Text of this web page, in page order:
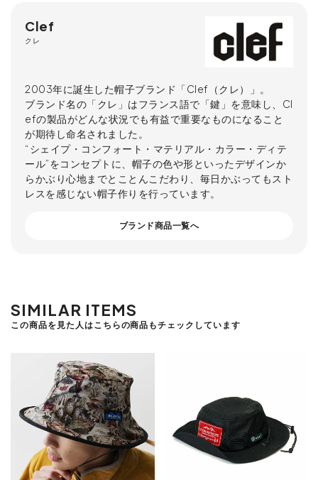
Clef
クレ
2003年に誕生した帽子ブランド「Clef（クレ）」。
ブランド名の「クレ」はフランス語で「鍵」を意味し、Cl
efの製品がどんな状況でも有益で重要なものになること
が期待し命名されました。
“シェイプ・コンフォート・マテリアル・カラー・ディテ
ール”をコンセプトに、帽子の色や形といったデザインか
らかぶり心地までとことんこだわり、毎日かぶってもスト
レスを感じない帽子作りを行っています。
ブランド商品一覧へ
SIMILAR ITEMS
この商品を見た人はこちらの商品もチェックしています